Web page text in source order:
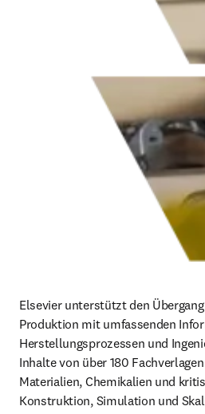
Elsevier unterstützt den
Produktion mit umfassenden
Herstellungsprozessen und
Inhalte von über 180
Materialien, Chemikalien und
Konstruktion, Simulation und